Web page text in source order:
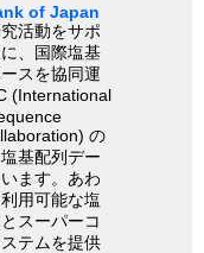
of Japan
活動をサポ
、国際塩基
スを協同運
(International
の
基配列デー
ます。あわ
用可能な塩
スーパーコ
テムを提供